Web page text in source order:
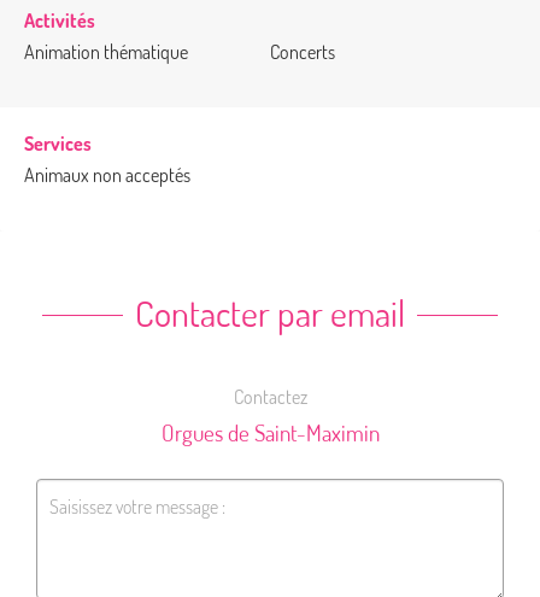
Activités
Animation thématique
Concerts
Services
Animaux non acceptés
Contacter par email
Contactez
Orgues de Saint-Maximin